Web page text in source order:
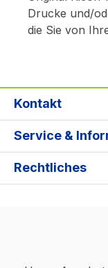
Drucke und/
die Sie von
Kontakt
Service &
Rechtliches